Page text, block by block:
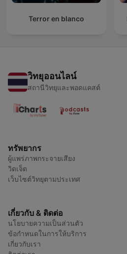
Terror en blanco
วิทยุออนไลน์
สถานีวิทยุและพอดแคสต์
ทรัพยากร
ผู้แพร่ภาพกระจายเสียง
วิดเจ็ต
เว็บไซต์วิทยุตามประเทศ
เกี่ยวกับ & ติดต่อ
นโยบายความเป็นส่วนตัว
ข้อกำหนดในการให้บริการ
เกี่ยวกับเรา